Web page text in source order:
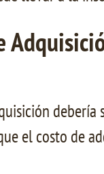
el costo de